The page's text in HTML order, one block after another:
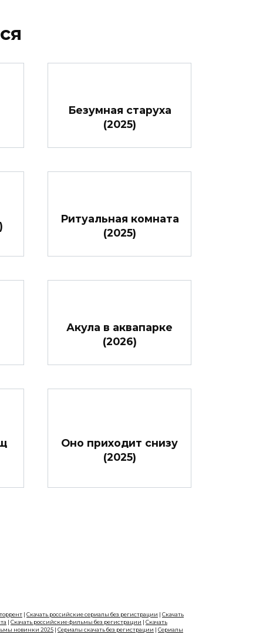
Безумная старуха
(2025)
Ритуальная комната
(2025)
Акула в аквапарке
(2026)
Оно приходит снизу
(2025)
| Скачать российские сериалы без регистрации | Скачать
| Скачать российские фильмы без регистрации | Скачать
новинки 2025 | Сериалы скачать без регистрации | Сериалы